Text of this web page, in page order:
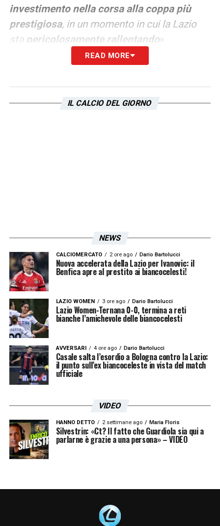
investimento nella corsa alla coppa più
prestigiosa, in un momento in cui la Lazio
sta pericolosamente rallentando».
READ MORE
IL CALCIO DEL GIORNO
NEWS
CALCIOMERCATO 2 ore ago Dario Bartolucci
Nuova accelerata della Lazio per Ivanovic: il
Benfica apre al prestito ai biancocelesti!
LAZIO WOMEN 3 ore ago Dario Bartolucci
Lazio Women-Ternana 0-0, termina a reti
bianche l’amichevole delle biancocelesti
AVVERSARI 4 ore ago Dario Bartolucci
Casale salta l’esordio a Bologna contro la Lazio:
il punto sull’ex biancoceleste in vista del match
ufficiale
VIDEO
HANNO DETTO 2 settimane ago Maria Floris
Silvestrin: «Ct? Il fatto che Guardiola sia qui a
parlarne è grazie a una persona» – VIDEO